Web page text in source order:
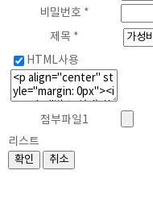
비밀번호 *
제목 *
HTML사용
첨부파일1
리스트